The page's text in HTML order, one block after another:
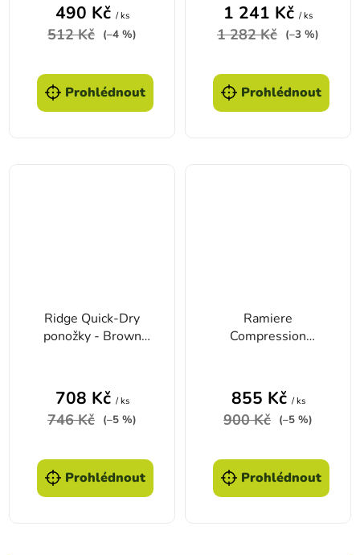
490 Kč / ks
512 Kč (–4 %)
Prohlédnout
1 241 Kč / ks
1 282 Kč (–3 %)
Prohlédnout
Ridge Quick-Dry
ponožky - Brown
708 Kč / ks
746 Kč (–5 %)
Prohlédnout
Ramiere
Compression
855 Kč / ks
900 Kč (–5 %)
Prohlédnout